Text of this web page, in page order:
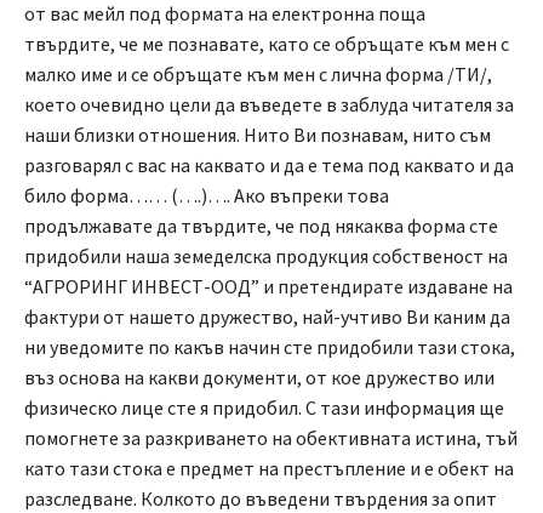
от вас мейл под формата на електронна поща
твърдите, че ме познавате, като се обръщате към мен с
малко име и се обръщате към мен с лична форма /ТИ/,
което очевидно цели да въведете в заблуда читателя за
наши близки отношения. Нито Ви познавам, нито съм
разговарял с вас на каквато и да е тема под каквато и да
било форма…… (….)…. Ако въпреки това
продължавате да твърдите, че под някаква форма сте
придобили наша земеделска продукция собственост на
“АГРОРИНГ ИНВЕСТ-ООД” и претендирате издаване на
фактури от нашето дружество, най-учтиво Ви каним да
ни уведомите по какъв начин сте придобили тази стока,
въз основа на какви документи, от кое дружество или
физическо лице сте я придобил. С тази информация ще
помогнете за разкриването на обективната истина, тъй
като тази стока е предмет на престъпление и е обект на
разследване. Колкото до въведени твърдения за опит